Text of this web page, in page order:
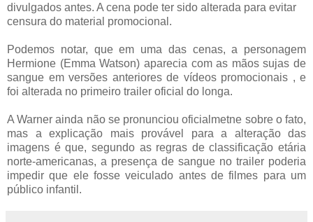
divulgados antes. A cena pode ter sido alterada para evitar
censura do material promocional.
Podemos notar, que em uma das cenas, a personagem
Hermione (Emma Watson) aparecia com as mãos sujas de
sangue em versões anteriores de vídeos promocionais , e
foi alterada no primeiro trailer oficial do longa.
A Warner ainda não se pronunciou oficialmetne sobre o fato,
mas a explicação mais provável para a alteração das
imagens é que, segundo as regras de classificação etária
norte-americanas, a presença de sangue no trailer poderia
impedir que ele fosse veiculado antes de filmes para um
público infantil.